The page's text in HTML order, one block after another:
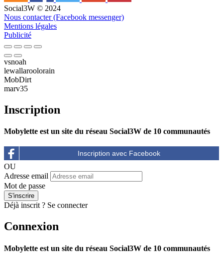
Social3W © 2024
Nous contacter (Facebook messenger)
Mentions légales
Publicité
vsnoah
lewallaroolorain
MobDirt
marv35
Inscription
Mobylette est un site du réseau Social3W de 10 communautés
OU
Adresse email
Mot de passe
Déjà inscrit ? Se connecter
Connexion
Mobylette est un site du réseau Social3W de 10 communautés